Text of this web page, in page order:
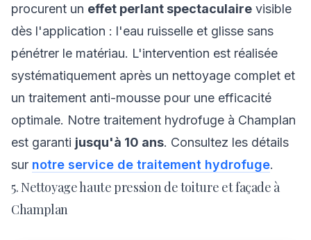
procurent un effet perlant spectaculaire visible
dès l'application : l'eau ruisselle et glisse sans
pénétrer le matériau. L'intervention est réalisée
systématiquement après un nettoyage complet et
un traitement anti-mousse pour une efficacité
optimale. Notre traitement hydrofuge à Champlan
est garanti jusqu'à 10 ans. Consultez les détails
sur notre service de traitement hydrofuge.
5. Nettoyage haute pression de toiture et façade à
Champlan